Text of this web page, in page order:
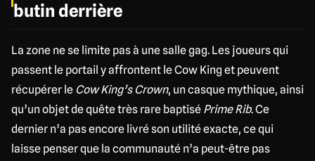
butin derrière
La zone ne se limite pas à une salle gag. Les joueurs qui
passent le portail y affrontent le Cow King et peuvent
récupérer le Cow King’s Crown, un casque mythique, ainsi
qu’un objet de quête très rare baptisé Prime Rib. Ce
dernier n’a pas encore livré son utilité exacte, ce qui
laisse penser que la communauté n’a peut-être pas